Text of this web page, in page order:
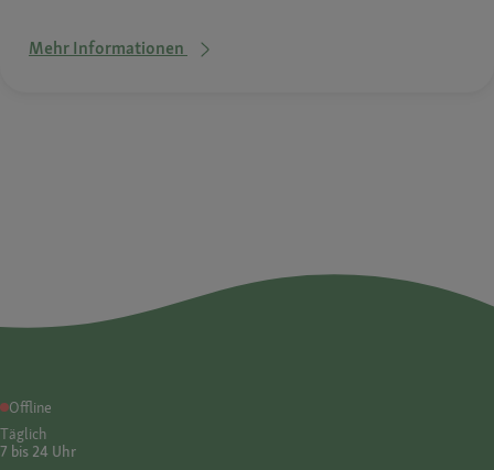
Mehr Informationen
Offline
Täglich
7 bis 24 Uhr